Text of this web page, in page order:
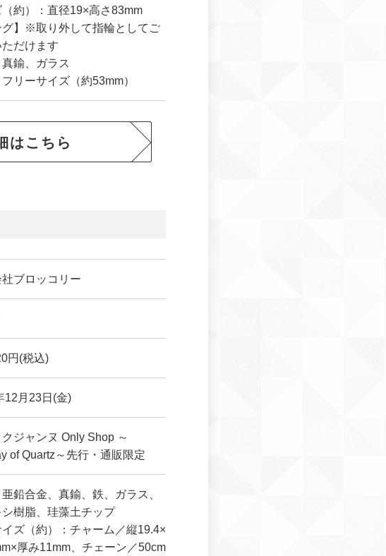
約）：直径19×高さ83mm
グ】※取り外して指輪としてご
だけます
鍮、ガラス
リーサイズ（約53mm）
はこちら
ブロッコリー
円(税込)
12月23日(金)
クジャンヌ Only Shop ～
of Quartz～先行・通販限定
鉛合金、真鍮、鉄、ガラス、
シ樹脂、珪藻土チップ
ズ（約）：チャーム／縦19.4×
厚み11mm、チェーン／50cm